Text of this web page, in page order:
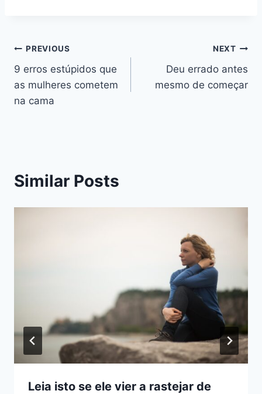
Navegação
de
artigos
PREVIOUS
9 erros estúpidos que
as mulheres cometem
na cama
NEXT
Deu errado antes
mesmo de começar
Similar Posts
Leia isto se ele vier a rastejar de